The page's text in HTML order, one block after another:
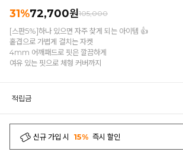
31%72,700원105,000
[스판5%]하나 있으면 자주 찾게 되는 아이템 👍
홑겹으로 가볍게 걸치는 자켓
4mm 어깨패드로 핏은 깔끔하게
여유 있는 핏으로 체형 커버까지
적립금
신규 가입 시 15% 즉시 할인